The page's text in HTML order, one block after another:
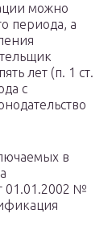
можно
периода, а
лет (п. 1 ст.
с
в
01.01.2002 №